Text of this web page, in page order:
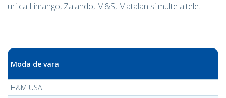
uri ca Limango, Zalando, M&S, Matalan si multe altele.
Moda de vara
H&M USA